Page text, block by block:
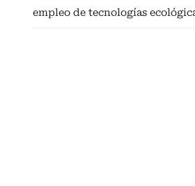
empleo de tecnologías